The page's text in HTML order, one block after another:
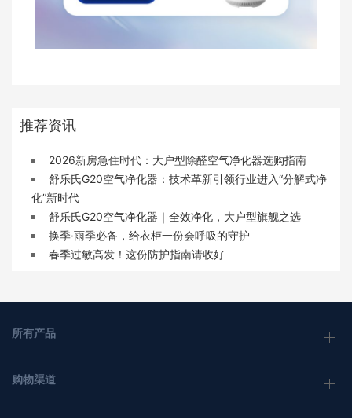
推荐资讯
2026新房急住时代：大户型除醛空气净化器选购指南
舒乐氏G20空气净化器：技术革新引领行业进入“分解式净
化”新时代
舒乐氏G20空气净化器｜全效净化，大户型旗舰之选
换季·雨季必备，给衣柜一份会呼吸的守护
春季过敏高发！这份防护指南请收好
所有产品
购物渠道